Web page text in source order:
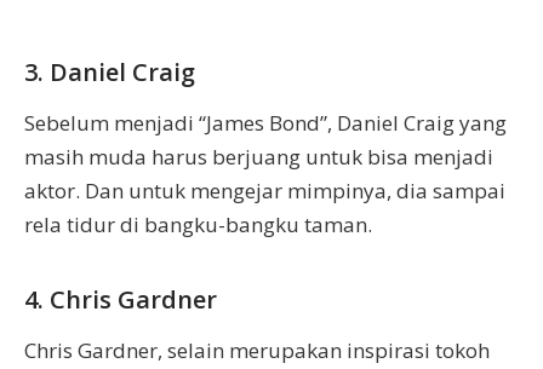
3. Daniel Craig
Sebelum menjadi “James Bond”, Daniel Craig yang
masih muda harus berjuang untuk bisa menjadi
aktor. Dan untuk mengejar mimpinya, dia sampai
rela tidur di bangku-bangku taman.
4. Chris Gardner
Chris Gardner, selain merupakan inspirasi tokoh